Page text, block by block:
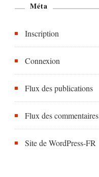
Méta
Inscription
Connexion
Flux des publications
Flux des commentaires
Site de WordPress-FR